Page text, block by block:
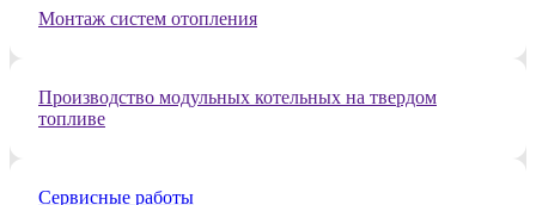
Монтаж систем отопления
Производство модульных котельных на твердом
топливе
Сервисные работы